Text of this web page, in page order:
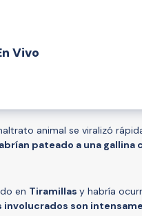
Vivo
animal se viralizó
pateado a una
en Tiramillas y habría
involucrados son